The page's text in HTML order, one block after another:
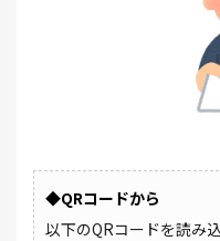
◆QRコードから
以下のQRコードを読み